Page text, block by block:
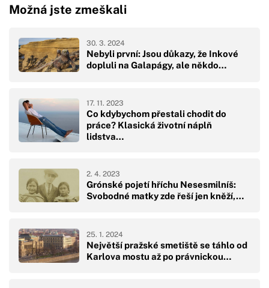
Možná jste zmeškali
Nebyli první: Jsou důkazy, že Inkové
dopluli na Galapágy, ale někdo…
30. 3. 2024
Co kdybychom přestali chodit do
práce? Klasická životní náplň
lidstva…
17. 11. 2023
Grónské pojetí hříchu Nesesmilníš:
Svobodné matky zde řeší jen kněží,…
2. 4. 2023
Největší pražské smetiště se táhlo od
Karlova mostu až po právnickou…
25. 1. 2024